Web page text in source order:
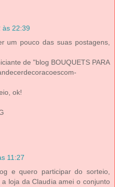
às 22:39
um pouco das suas postagens,
de "blog BOUQUETS PARA
ok!
11:27
e quero participar do sorteio,
loja da Claudia amei o conjunto